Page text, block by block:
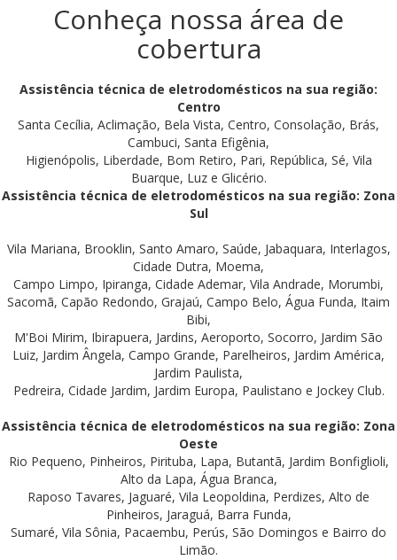
Conheça nossa área de
cobertura
Assistência técnica de eletrodomésticos na sua região:
Centro
Santa Cecília, Aclimação, Bela Vista, Centro, Consolação, Brás,
Cambuci, Santa Efigênia,
Higienópolis, Liberdade, Bom Retiro, Pari, República, Sé, Vila
Buarque, Luz e Glicério.
Assistência técnica de eletrodomésticos na sua região: Zona
Sul
Vila Mariana, Brooklin, Santo Amaro, Saúde, Jabaquara, Interlagos,
Cidade Dutra, Moema,
Campo Limpo, Ipiranga, Cidade Ademar, Vila Andrade, Morumbi,
Sacomã, Capão Redondo, Grajaú, Campo Belo, Água Funda, Itaim
Bibi,
M'Boi Mirim, Ibirapuera, Jardins, Aeroporto, Socorro, Jardim São
Luiz, Jardim Ângela, Campo Grande, Parelheiros, Jardim América,
Jardim Paulista,
Pedreira, Cidade Jardim, Jardim Europa, Paulistano e Jockey Club.
Assistência técnica de eletrodomésticos na sua região: Zona
Oeste
Rio Pequeno, Pinheiros, Pirituba, Lapa, Butantã, Jardim Bonfiglioli,
Alto da Lapa, Água Branca,
Raposo Tavares, Jaguaré, Vila Leopoldina, Perdizes, Alto de
Pinheiros, Jaraguá, Barra Funda,
Sumaré, Vila Sônia, Pacaembu, Perús, São Domingos e Bairro do
Limão.